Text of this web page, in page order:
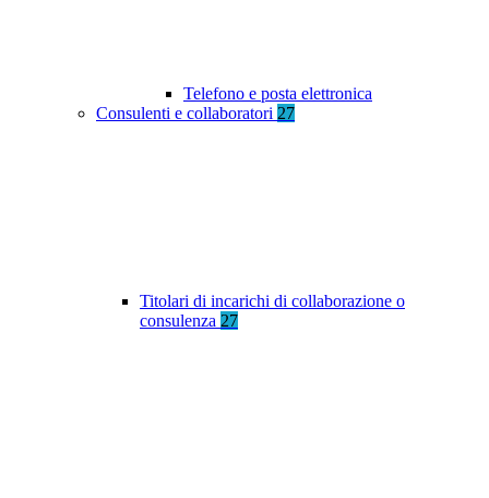
Telefono e posta elettronica
Consulenti e collaboratori 27
Titolari di incarichi di collaborazione o
consulenza 27